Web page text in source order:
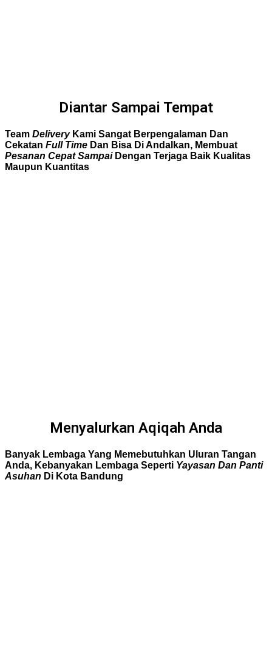
Diantar Sampai Tempat
Team DeliveryKami Sangat Berpengalaman Dan
Cekatan Full Time Dan Bisa Di Andalkan, Membuat
Pesanan Cepat SampaiDengan Terjaga Baik Kualitas
Maupun Kuantitas
Menyalurkan Aqiqah Anda
Banyak Lembaga Yang Memebutuhkan Uluran Tangan
Anda, Kebanyakan Lembaga Seperti Yayasan Dan Panti
Asuhan Di Kota Bandung